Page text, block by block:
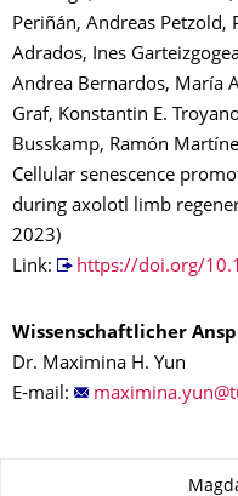
Periñán, Andreas Petzold,
Adrados, Ines
Andrea Bernardos, María
Graf, Konstantin E.
Busskamp, Ramón
Cellular senescence
during axolotl limb
2023)
Link:
https://doi.org/
Wissenschaftlicher
Dr. Maximina H. Yun
E-mail:
Zu dieser Seite